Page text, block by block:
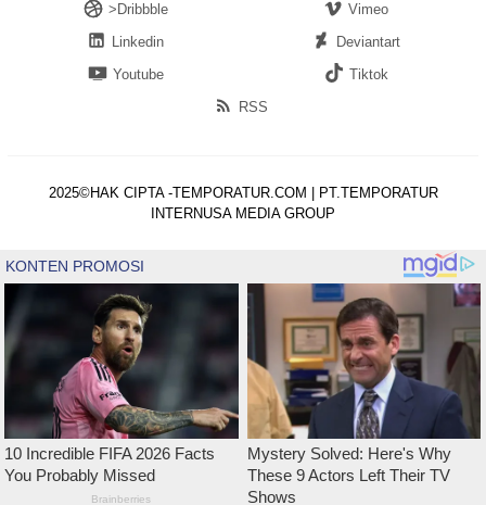
>Dribbble
Vimeo
Linkedin
Deviantart
Youtube
Tiktok
RSS
2025©HAK CIPTA -TEMPORATUR.COM | PT.TEMPORATUR
INTERNUSA MEDIA GROUP